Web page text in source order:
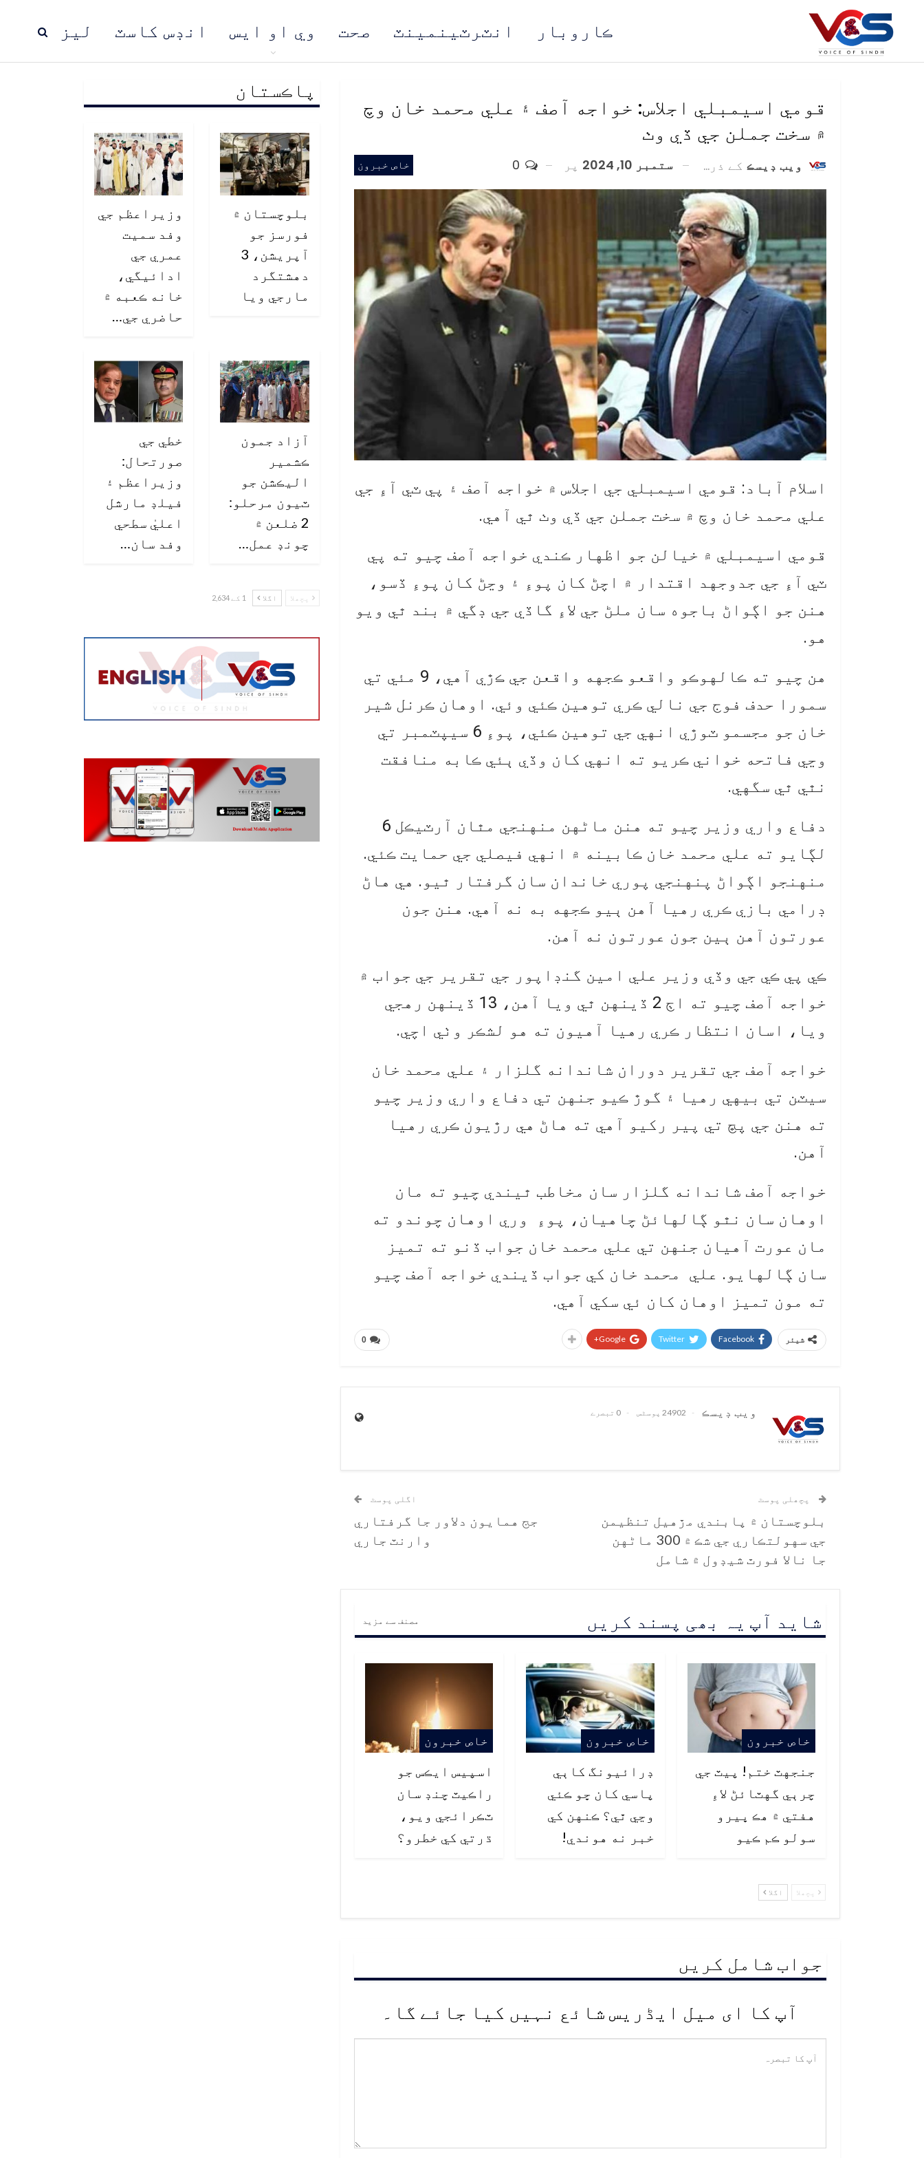
ليز انڊس کاسٽ وي او ايس صحت انٽرٽينمينٽ ڪاروبار
پاڪستان مُنڍ
قومي اسيمبلي اجلاس: خواجه آصف ۽ علي محمد خان وچ
۾ سخت جملن جي ڏي وٺ
خاص خبرون ويب ڊيسڪ کے ذریعہ ستمبر 10, 2024 پر
اسلام آباد: قومي اسيمبلي جي اجلاس ۾ خواجه آصف ۽ پي ٽي آءِ جي
علي محمد خان وچ ۾ سخت جملن جي ڏي وٺ ٿي آهي.
قومي اسيمبلي ۾ خيالن جو اظهار ڪندي خواجه آصف چيو ته پي
ٽي آءِ جي جدوجهد اقتدار ۾ اچڻ کان پوءِ ۽ وڃڻ کان پوءِ ڏسو،
هنن جو اڳواڻ باجوه سان ملڻ جي لاءِ گاڏي جي ڊگي ۾ بند ٿي ويو
هو.
هن چيو ته ڪالهوڪو واقعو ڪجهه واقعن جي ڪڙي آهي، 9 مئي تي
سمورا حدف فوج جي نالي ڪري توهين ڪئي وئي. اوهان ڪرنل شير
خان جو مجسمو ٽوڙي انهي جي توهين ڪئي، پوءِ 6 سيپٽمبر تي
وڃي فاتحه خواني ڪريو ته انهي کان وڏي ٻئي ڪابه منافقت
نٿي ٿي سگهي.
دفاع واري وزير چيو ته هنن ماڻهن منهنجي مٿان آرٽيڪل 6
لڳايو ته علي محمد خان ڪابينه ۾ انهي فيصلي جي حمايت ڪئي.
منهنجو اڳواڻ پنهنجي پوري خاندان سان گرفتار ٿيو. هي هاڻ
ڊرامي بازي ڪري رهيا آهن ٻيو ڪجهه به نه آهي. هنن جون
عورتون آهن ٻين جون عورتون نه آهن.
ڪي پي ڪي جي وڏي وزير علي امين گنڊاپور جي تقرير جي جواب ۾
خواجه آصف چيو ته اڄ 2 ڏينهن ٿي ويا آهن، 13 ڏينهن رهجي
ويا، اسان انتظار ڪري رهيا آهيون ته هو لشڪر وٺي اچي.
خواجه آصف جي تقرير دوران شاندانه گلزار ۽ علي محمد خان
سيٽن تي بيهي رهيا ۽ گوڙ ڪيو جنهن تي دفاع واري وزير چيو
ته هنن جي پڇ تي پير رکيو آهي ته هاڻ هي رڙيون ڪري رهيا
آهن.
خواجه آصف شاندانه گلزار سان مخاطب ٿيندي چيو ته مان
اوهان سان نٿو ڳالهائڻ چاهيان، پوءِ وري اوهان چوندو ته
مان عورت آهيان جنهن تي علي محمد خان جواب ڏنو ته تميز
سان ڳالهايو. علي محمد خان کي جواب ڏيندي خواجه آصف چيو
ته مون تميز اوهان کان ئي سکي آهي.
0 شیئر Facebook
Twitter
Google+
ويب ڊيسڪ 24902 پوسٹس 0 تبصرے
پچھلی پوسٹ
بلوچستان ۾ پابندي مڙهيل تنظيمن
جي سهولتڪاري جي شڪ ۾ 300 ماڻهن
جا نالا فورٿ شيڊول ۾ شامل
اگلی پوسٹ
جج همايون دلاور جا گرفتاري
وارنٽ جاري
شاید آپ یہ بھی پسند کریں مصنف سے مزید
خاص خبرون
جنجهٽ ختم! پيٽ جي
چرٻي گهٽائڻ لاءِ
هفتي ۾ هڪ ڀيرو
سولو ڪم ڪيو
خاص خبرون
ڊرائيونگ کاٻي
پاسي کان ڇو ڪئي
وڃي ٿي؟ ڪنهن کي
خبر نه هوندي!
خاص خبرون
اسپيس ايڪس جو
راڪيٽ چنڊ سان
ٽڪرائجي ويو،
ڌرتي کي خطرو؟
پچھلا اگلا
جواب شامل کریں
آپ کا ای میل ایڈریس شائع نہیں کیا جائے گا۔
پاڪستان
بلوچستان ۾
فورسز جو
آپريشن، 3
دهشتگرد
مارجي ويا
وزيراعظم جي
وفد سميت
عمري جي
ادائيگي،
خانه ڪعبه ۾
حاضري جي…
آزاد جمون
ڪشمير
اليڪشن جو
ٽيون مرحلو:
2 ضلعن ۾
چونڊ عمل…
خطي جي
صورتحال:
وزيراعظم ۽
فيلڊ مارشل
اعليٰ سطحي
وفد سان…
پچھلا اگلا 1 کے 2,634